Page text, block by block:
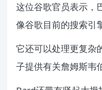
这位谷歌官员表示，
像谷歌目前的搜索引
它还可以处理更复杂
子提供有关詹姆斯韦